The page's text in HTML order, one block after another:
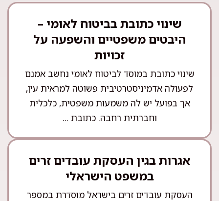
שינוי כתובת בביטוח לאומי –
היבטים משפטיים והשפעה על
זכויות
שינוי כתובת במוסד לביטוח לאומי נחשב אמנם
לפעולה אדמיניסטרטיבית פשוטה למראית עין,
אך בפועל יש לה משמעות משפטית, כלכלית
וחברתית רחבה. כתובת ...
אגרות בגין העסקת עובדים זרים
במשפט הישראלי
העסקת עובדים זרים בישראל מוסדרת במספר